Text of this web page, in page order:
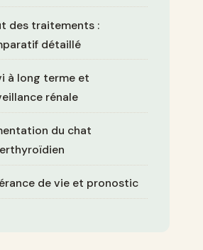
des traitements :
détaillé
à long terme et
rénale
du chat
de vie et pronostic